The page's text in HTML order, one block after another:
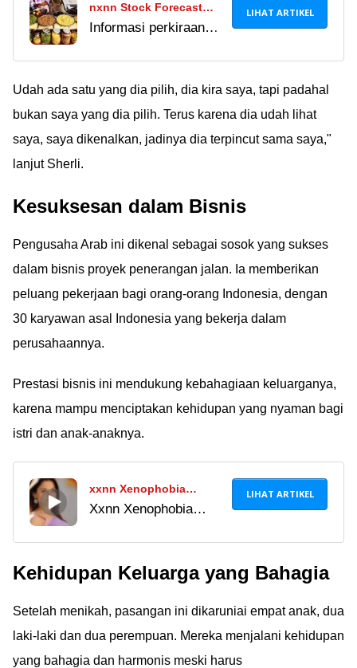
nxnn Stock Forecast
2023 India: Perkiraan
Informasi perkiraan
LIHAT ARTIKEL
Udah ada satu yang dia pilih, dia kira saya, tapi padahal
bukan saya yang dia pilih. Terus karena dia udah lihat
saya, saya dikenalkan, jadinya dia terpincut sama saya,"
lanjut Sherli.
Kesuksesan dalam Bisnis
Pengusaha Arab ini dikenal sebagai sosok yang sukses
dalam bisnis proyek penerangan jalan. Ia memberikan
peluang pekerjaan bagi orang-orang Indonesia, dengan
30 karyawan asal Indonesia yang bekerja dalam
perusahaannya.
Prestasi bisnis ini mendukung kebahagiaan keluarganya,
karena mampu menciptakan kehidupan yang nyaman bagi
istri dan anak-anaknya.
xxnn Xenophobia
Meaning in Hindi
Xxnn Xenophobia
dikaitkan dengan
18+. Simak penjelasan
arti Xenophobia dan
fakta selengkapnya di
LIHAT ARTIKEL
Kehidupan Keluarga yang Bahagia
Setelah menikah, pasangan ini dikaruniai empat anak, dua
laki-laki dan dua perempuan. Mereka menjalani kehidupan
yang bahagia dan harmonis meski harus